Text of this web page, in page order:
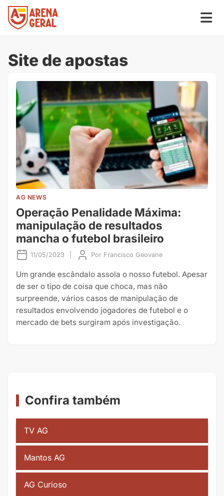
Site de apostas
AG NEWS
Operação Penalidade Máxima:
manipulação de resultados
mancha o futebol brasileiro
11/05/2023 Por Francisco Geovane
Um grande escândalo assola o nosso futebol. Apesar
de ser o tipo de coisa que choca, mas não
surpreende, vários casos de manipulação de
resultados envolvendo jogadores de futebol e o
mercado de bets surgiram após investigação.
Confira também
TV AG
Mantos AG
AG Curioso